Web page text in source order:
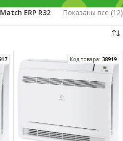
ERP R32 Показаны все (12)
Код товара: 38919